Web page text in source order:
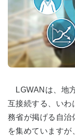
LGWANは、地
互接続する、いわ
務省が掲げる自治
を集めています